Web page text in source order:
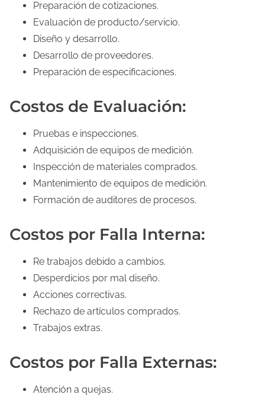
Preparación de cotizaciones.
Evaluación de producto/servicio.
Diseño y desarrollo.
Desarrollo de proveedores.
Preparación de especificaciones.
Costos de Evaluación:
Pruebas e inspecciones.
Adquisición de equipos de medición.
Inspección de materiales comprados.
Mantenimiento de equipos de medición.
Formación de auditores de procesos.
Costos por Falla Interna:
Re trabajos debido a cambios.
Desperdicios por mal diseño.
Acciones correctivas.
Rechazo de artículos comprados.
Trabajos extras.
Costos por Falla Externas:
Atención a quejas.